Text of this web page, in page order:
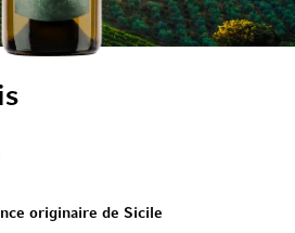
originaire de Sicile